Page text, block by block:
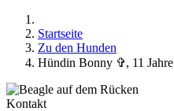
Startseite
Zu den Hunden
Hündin Bonny ✞, 11 Jahre
Kontakt